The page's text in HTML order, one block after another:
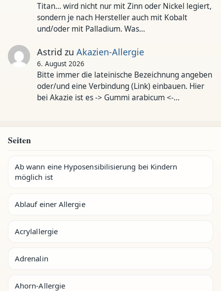
Titan... wird nicht nur mit Zinn oder Nickel legiert,
sondern je nach Hersteller auch mit Kobalt
und/oder mit Palladium. Was…
Astrid zu Akazien-Allergie
6. August 2026
Bitte immer die lateinische Bezeichnung angeben
oder/und eine Verbindung (Link) einbauen. Hier
bei Akazie ist es -> Gummi arabicum <-…
Seiten
Ab wann eine Hyposensibilisierung bei Kindern
möglich ist
Ablauf einer Allergie
Acrylallergie
Adrenalin
Ahorn-Allergie